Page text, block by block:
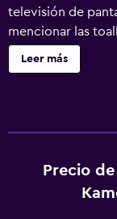
televisión de
mencionar las
equipaje y la caja
Leer más
Precio